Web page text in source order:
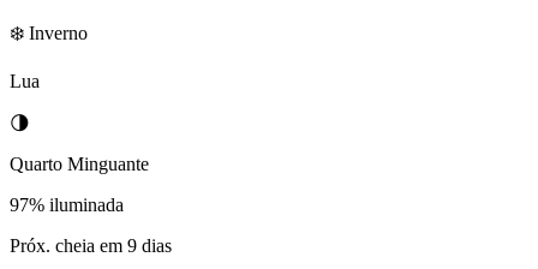
❄️ Inverno
Lua
🌗
Quarto Minguante
97% iluminada
Próx. cheia em 9 dias